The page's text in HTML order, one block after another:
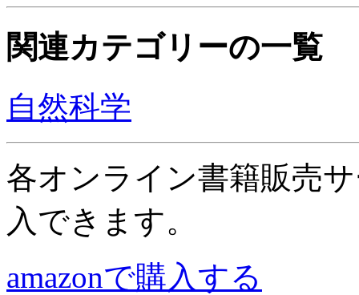
関連カテゴリーの一覧
自然科学
各オンライン書籍販売
入できます。
amazonで購入する